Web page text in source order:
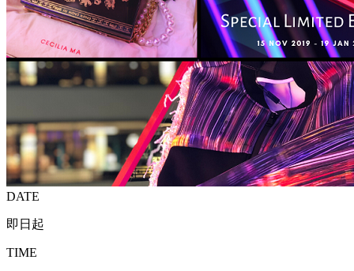
DATE
即日起
TIME